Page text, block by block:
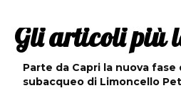
Gli articoli più
Parte da Capri la nuova
subacqueo di Limoncello